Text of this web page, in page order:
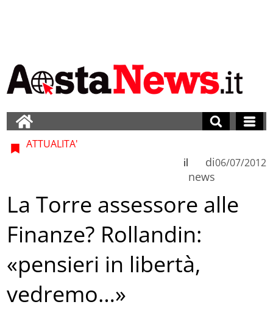
ATTUALITA'
di
news
il 06/07/2012
La Torre assessore alle
Finanze? Rollandin:
«pensieri in libertà,
vedremo…»